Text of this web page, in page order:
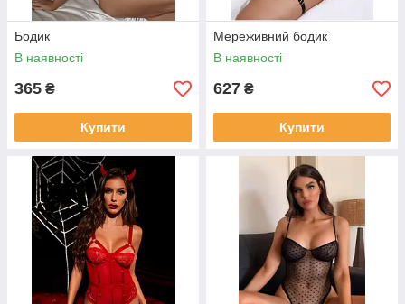
Бодик
В наявності
365 ₴
Купити
Мереживний бодик
В наявності
627 ₴
Купити